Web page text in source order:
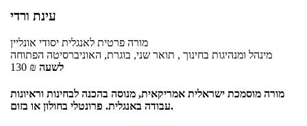
עינת ורדי
מורה פרטית לאנגלית יסודי אונליין
מינהל ומנהיגות בחינוך , תואר שני, בוגרת, האוניברסיטה הפתוחה
130 ₪ לשעה
מורה מוסמכת ישראלית אמריקאית, מנוסה בהכנה לבחינות וראיונות
עבודה באנגלית. פרונטלי בחולון או בזום.